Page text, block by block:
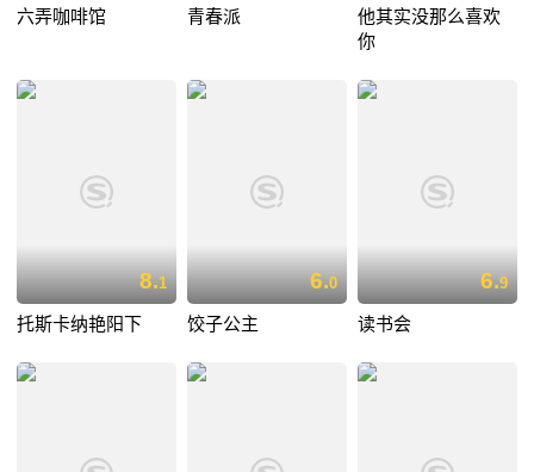
六弄咖啡馆 青春派
他其实没那么喜欢
你
8.1
托斯卡纳艳阳下
6.0
饺子公主
6.9
读书会